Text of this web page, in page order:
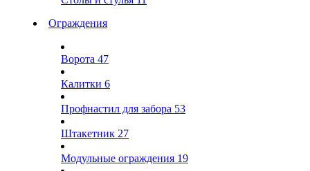
Ограждения
Ворота 47
Калитки 6
Профнастил для забора 53
Штакетник 27
Модульные ограждения 19